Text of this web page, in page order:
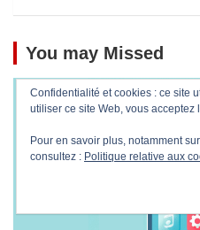
You may Missed
Confidentialité et cookies : ce site
utiliser ce site Web, vous acceptez
Pour en savoir plus, notamment
consultez : Politique relative aux